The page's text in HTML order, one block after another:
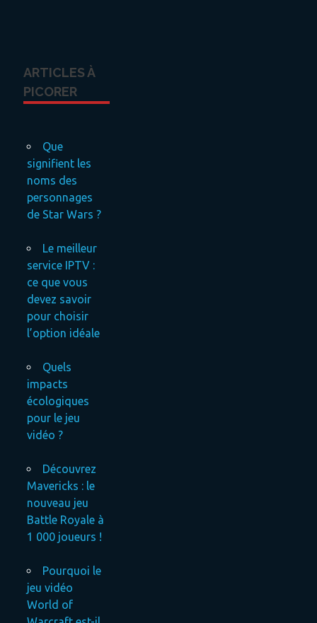
ARTICLES À
PICORER
Que
signifient les
noms des
personnages
de Star Wars ?
Le meilleur
service IPTV :
ce que vous
devez savoir
pour choisir
l’option idéale
Quels
impacts
écologiques
pour le jeu
vidéo ?
Découvrez
Mavericks : le
nouveau jeu
Battle Royale à
1 000 joueurs !
Pourquoi le
jeu vidéo
World of